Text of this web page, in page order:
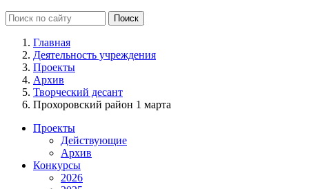
Главная
Деятельность учреждения
Проекты
Архив
Творческий десант
Прохоровский район 1 марта
Проекты
Действующие
Архив
Конкурсы
2026